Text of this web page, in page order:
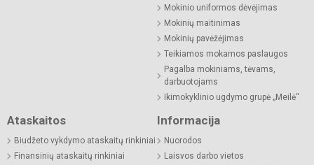
Mokinio uniformos dėvėjimas
Mokinių maitinimas
Mokinių pavėžėjimas
Teikiamos mokamos paslaugos
Pagalba mokiniams, tėvams,
darbuotojams
Ikimokyklinio ugdymo grupė „Meilė“
Ataskaitos
Biudžeto vykdymo ataskaitų rinkiniai
Finansinių ataskaitų rinkiniai
Informacija
Nuorodos
Laisvos darbo vietos